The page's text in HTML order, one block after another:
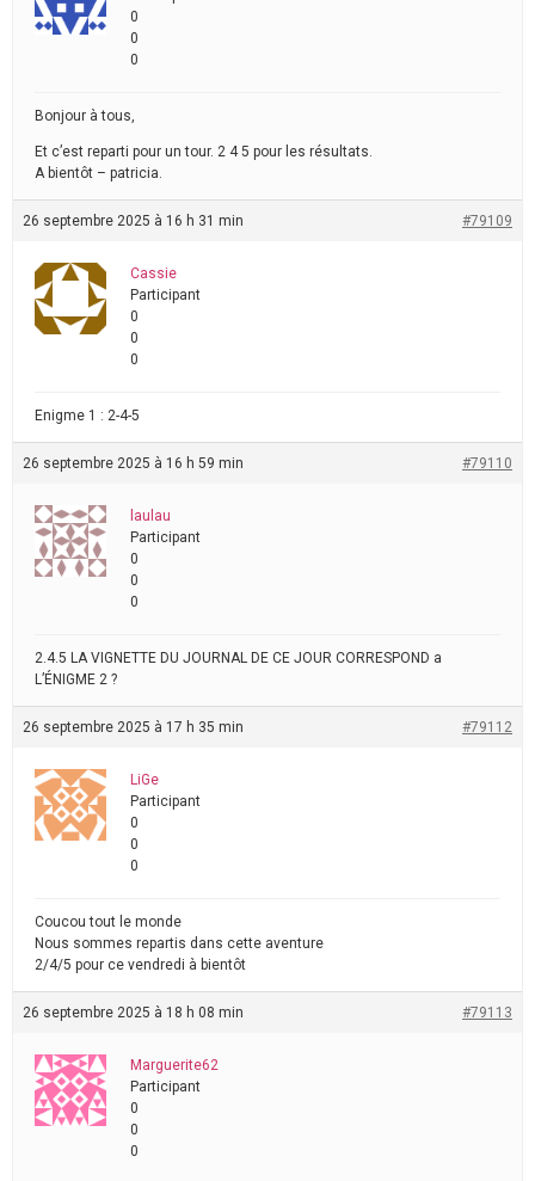
0
0
0
Bonjour à tous,
Et c’est reparti pour un tour. 2 4 5 pour les résultats.
A bientôt – patricia.
26 septembre 2025 à 16 h 31 min #79109
Cassie
Participant
0
0
0
Enigme 1 : 2-4-5
26 septembre 2025 à 16 h 59 min #79110
laulau
Participant
0
0
0
2.4.5 LA VIGNETTE DU JOURNAL DE CE JOUR CORRESPOND a
L’ÉNIGME 2 ?
26 septembre 2025 à 17 h 35 min #79112
LiGe
Participant
0
0
0
Coucou tout le monde
Nous sommes repartis dans cette aventure
2/4/5 pour ce vendredi à bientôt
26 septembre 2025 à 18 h 08 min #79113
Marguerite62
Participant
0
0
0